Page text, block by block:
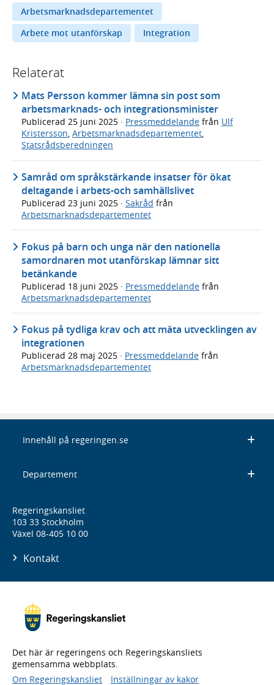
Arbetsmarknadsdepartementet
Arbete mot utanförskap
Integration
Relaterat
Mats Persson kommer lämna sin post som
arbetsmarknads- och integrationsminister
Publicerad 25 juni 2025 · Pressmeddelande från Ulf
Kristersson, Arbetsmarknadsdepartementet,
Statsrådsberedningen
Samråd om språkstärkande insatser för ökat
deltagande i arbets-och samhällslivet
Publicerad 23 juni 2025 · Sakråd från
Arbetsmarknadsdepartementet
Fokus på barn och unga när den nationella
samordnaren mot utanförskap lämnar sitt
betänkande
Publicerad 18 juni 2025 · Pressmeddelande från
Arbetsmarknadsdepartementet
Fokus på tydliga krav och att mäta utvecklingen av
integrationen
Publicerad 28 maj 2025 · Pressmeddelande från
Arbetsmarknadsdepartementet
Innehåll på regeringen.se
Departement
Regeringskansliet
103 33 Stockholm
Växel 08-405 10 00
Kontakt
Det här är regeringens och Regeringskansliets
gemensamma webbplats.
Om Regeringskansliet
Inställningar av kakor